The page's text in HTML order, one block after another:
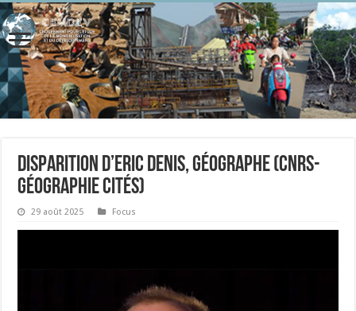
DISPARITION D’ERIC DENIS, Géographe (CNRS-
Géographie Cités)
29 août 2025 Focus